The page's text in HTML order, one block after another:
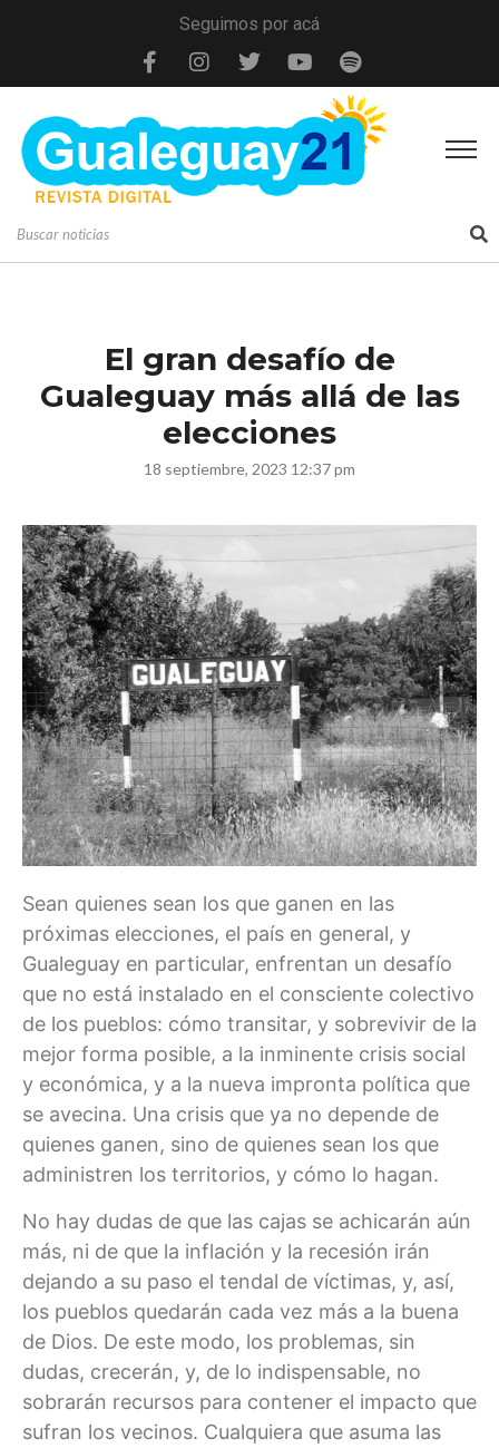
Seguimos por acá
El gran desafío de
Gualeguay más allá de las
elecciones
18 septiembre, 2023 12:37 pm
Sean quienes sean los que ganen en las
próximas elecciones, el país en general, y
Gualeguay en particular, enfrentan un desafío
que no está instalado en el consciente colectivo
de los pueblos: cómo transitar, y sobrevivir de la
mejor forma posible, a la inminente crisis social
y económica, y a la nueva impronta política que
se avecina. Una crisis que ya no depende de
quienes ganen, sino de quienes sean los que
administren los territorios, y cómo lo hagan.
No hay dudas de que las cajas se achicarán aún
más, ni de que la inflación y la recesión irán
dejando a su paso el tendal de víctimas, y, así,
los pueblos quedarán cada vez más a la buena
de Dios. De este modo, los problemas, sin
dudas, crecerán, y, de lo indispensable, no
sobrarán recursos para contener el impacto que
sufran los vecinos. Cualquiera que asuma las